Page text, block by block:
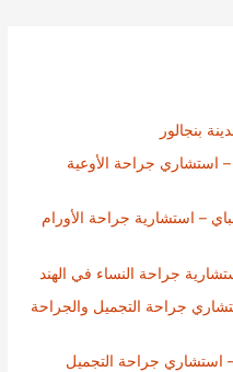
– استشاري جراحة الأوعية
– استشارية جراحة الأورام
جراحة النساء في الهند
جراحة التجميل والجراحة
– استشاري جراحة التجميل